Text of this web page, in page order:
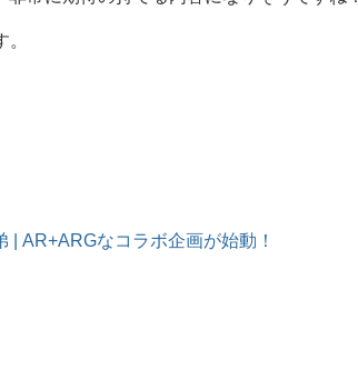
AR+ARGなコラボ企画が始動！